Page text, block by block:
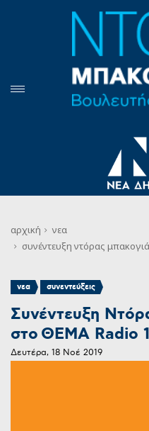
αρχική
νεα
συνέντευξη ντόρας
νεα , συνεντεύξεις
Συνέντευξη
στο ΘΕΜΑ Radio
Δευτέρα, 18 Νοέ 2019